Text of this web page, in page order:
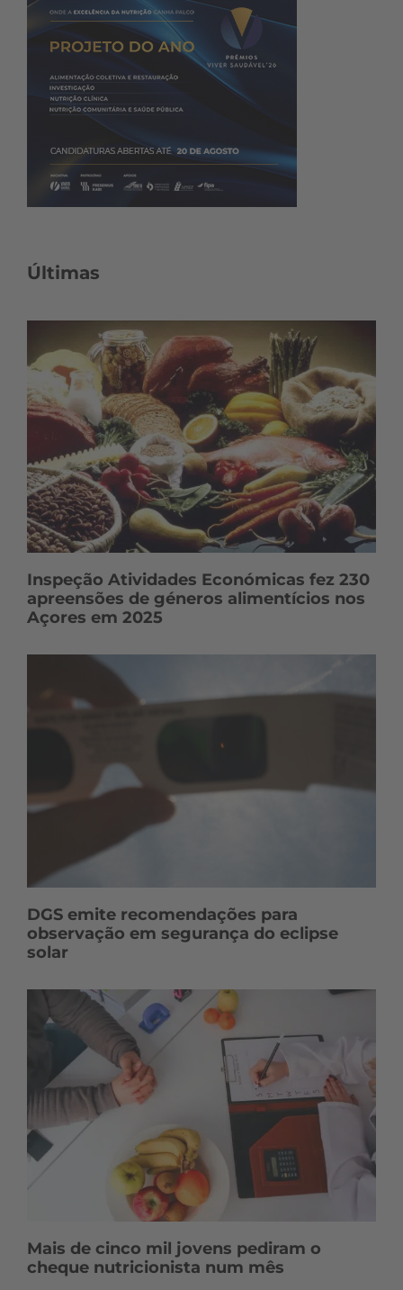
Últimas
Inspeção Atividades Económicas fez 230
apreensões de géneros alimentícios nos
Açores em 2025
DGS emite recomendações para
observação em segurança do eclipse
solar
Mais de cinco mil jovens pediram o
cheque nutricionista num mês